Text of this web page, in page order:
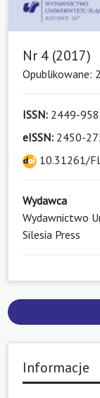
Nr 4 (2017)
Opublikowane:
ISSN: 2449-
eISSN: 2450-
10.31261/
Wydawca
Wydawnictwo
Silesia Press
Informacje